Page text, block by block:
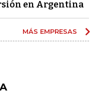
en Argentina
MÁS EMPRESAS